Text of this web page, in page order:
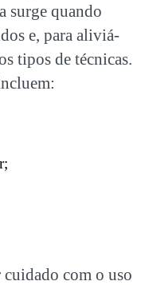
surge quando
e, para aliviá-
tipos de técnicas.
com o uso